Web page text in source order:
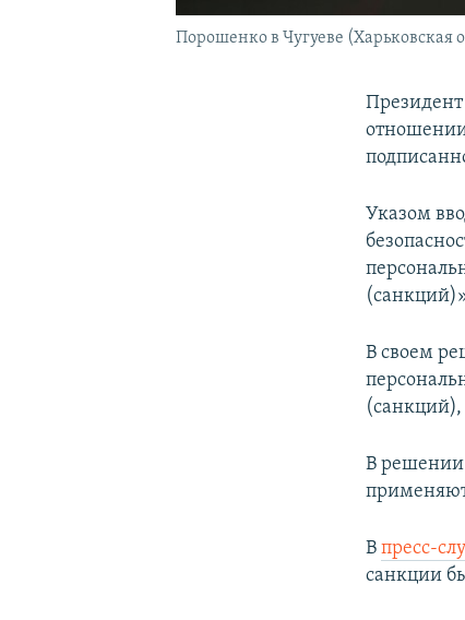
Порошенко в Чугуеве (Харьковская
Указом
В своем
В решении
Впресс-
санкции